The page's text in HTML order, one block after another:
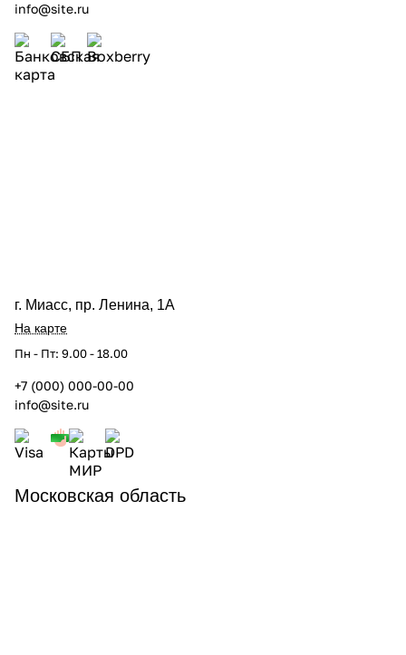
info@site.ru
г. Миасс, пр. Ленина, 1А
На карте
Пн - Пт: 9.00 - 18.00
+7 (000) 000-00-00
info@site.ru
Московская область